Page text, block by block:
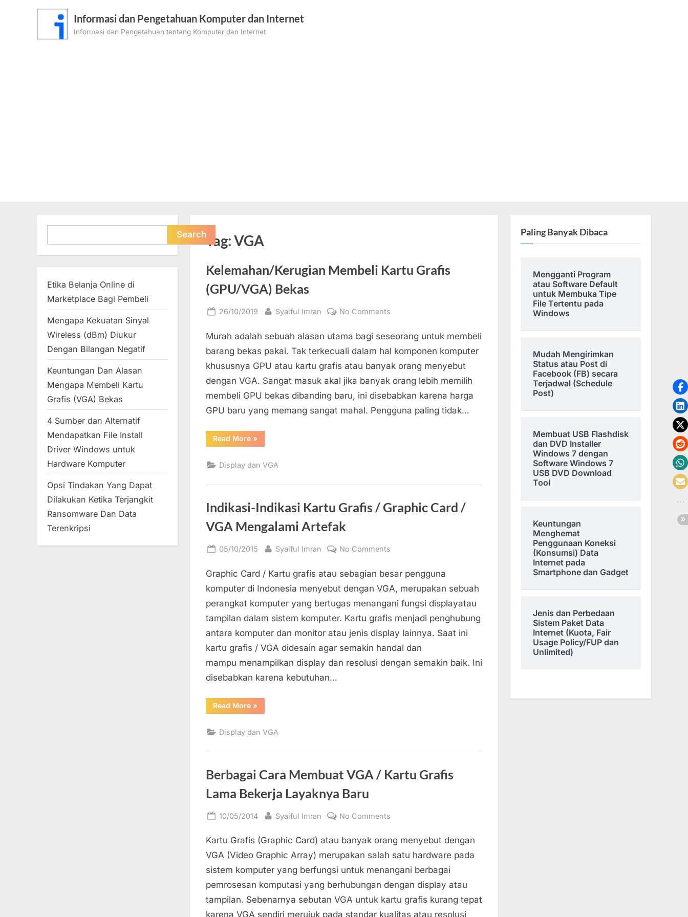
Informasi dan Pengetahuan Komputer dan Internet
Informasi dan Pengetahuan tentang Komputer dan Internet
Tag:VGA
Kelemahan/Kerugian Membeli Kartu Grafis
(GPU/VGA) Bekas
Posted
26/10/2019 By
Syaiful Imran No Comments
Membeli
Kartu
Grafis
Murah adalah sebuah alasan utama bagi seseorang untuk membeli
barang bekas pakai. Tak terkecuali dalam hal komponen komputer
khususnya GPU atau kartu grafis atau banyak orang menyebut
dengan VGA. Sangat masuk akal jika banyak orang lebih memilih
membeli GPU bekas dibanding baru, ini disebabkan karena harga
GPU baru yang memang sangat mahal. Pengguna paling tidak…
Read More“Kelemahan/Kerugian
Membeli
(GPU/VGA)
»
Display dan VGA
Indikasi-Indikasi Kartu Grafis / Graphic Card /
VGA Mengalami Artefak
Posted
05/10/2015 By
Syaiful Imran No Comments
Indikasi
Kartu
Grafis
Graphic
Card
/
VGA
Graphic Card / Kartu grafis atau sebagian besar pengguna
komputer di Indonesia menyebut dengan VGA, merupakan sebuah
perangkat komputer yang bertugas menangani fungsi displayatau
tampilan dalam sistem komputer. Kartu grafis menjadi penghubung
antara komputer dan monitor atau jenis display lainnya. Saat ini
kartu grafis / VGA didesain agar semakin handal dan
mampu menampilkan display dan resolusi dengan semakin baik. Ini
disebabkan karena kebutuhan…
Read More“Indikasi-
Indikasi
/
/
Mengalami
Artefak”
»
Display dan VGA
Berbagai Cara Membuat VGA / Kartu Grafis
Lama Bekerja Layaknya Baru
Posted
10/05/2014 By
Syaiful Imran No Comments
Cara
Membuat
VGA
Kartu
Grafis
Kartu Grafis (Graphic Card) atau banyak orang menyebut dengan
VGA (Video Graphic Array) merupakan salah satu hardware pada
sistem komputer yang berfungsi untuk menangani berbagai
pemrosesan komputasi yang berhubungan dengan display atau
tampilan. Sebenarnya sebutan VGA untuk kartu grafis kurang tepat
karena VGA sendiri merujuk pada standar kualitas atau resolusi
Search
Etika Belanja Online di
Marketplace Bagi Pembeli
Mengapa Kekuatan Sinyal
Wireless (dBm) Diukur
Dengan Bilangan Negatif
Keuntungan Dan Alasan
Mengapa Membeli Kartu
Grafis (VGA) Bekas
4 Sumber dan Alternatif
Mendapatkan File Install
Driver Windows untuk
Hardware Komputer
Opsi Tindakan Yang Dapat
Dilakukan Ketika Terjangkit
Ransomware Dan Data
Terenkripsi
Paling Banyak Dibaca
Mengganti Program
atau Software Default
untuk Membuka Tipe
File Tertentu pada
Windows
Mudah Mengirimkan
Status atau Post di
Facebook (FB) secara
Terjadwal (Schedule
Post)
Membuat USB Flashdisk
dan DVD Installer
Windows 7 dengan
Software Windows 7
USB DVD Download
Tool
Keuntungan
Menghemat
Penggunaan Koneksi
(Konsumsi) Data
Internet pada
Smartphone dan Gadget
Jenis dan Perbedaan
Sistem Paket Data
Internet (Kuota, Fair
Usage Policy/FUP dan
Unlimited)